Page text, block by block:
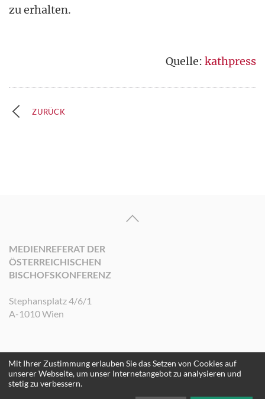
zu erhalten.
Quelle: kathpress
ZURÜCK
MEDIENREFERAT DER
ÖSTERREICHISCHEN
BISCHOFSKONFERENZ
Stephansplatz 4/6/1
A-1010 Wien
©2026 Medienreferat der Österreichischen Bischofskonferenz. Alle Rechte
vorbehalten.
Mit Ihrer Zustimmung erlauben Sie das Setzen von Cookies auf
unserer Webseite, um unser Internetangebot zu analysieren und
stetig zu verbessern.